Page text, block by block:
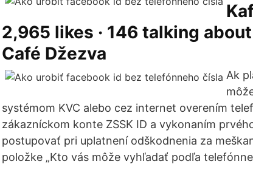
2,965 likes · 146 talking
Café Džezva
Ak
systémom KVC alebo cez internet overením
zákazníckom konte ZSSK ID a vykonaním
postupovať pri uplatnení odškodnenia za
položke „Kto vás môže vyhľadať podľa